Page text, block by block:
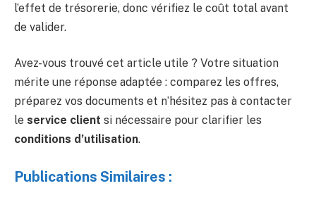
l’effet de trésorerie, donc vérifiez le coût total avant
de valider.
Avez-vous trouvé cet article utile ? Votre situation
mérite une réponse adaptée : comparez les offres,
préparez vos documents et n’hésitez pas à contacter
le service client si nécessaire pour clarifier les
conditions d’utilisation.
Publications Similaires :